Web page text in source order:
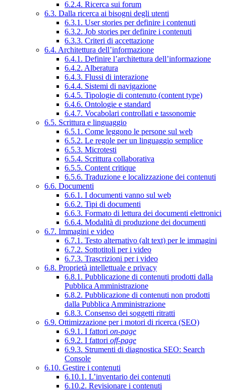
6.2.4. Ricerca sui forum
6.3. Dalla ricerca ai bisogni degli utenti
6.3.1. User stories per definire i contenuti
6.3.2. Job stories per definire i contenuti
6.3.3. Criteri di accettazione
6.4. Architettura dell’informazione
6.4.1. Definire l’architettura dell’informazione
6.4.2. Alberatura
6.4.3. Flussi di interazione
6.4.4. Sistemi di navigazione
6.4.5. Tipologie di contenuto (content type)
6.4.6. Ontologie e standard
6.4.7. Vocabolari controllati e tassonomie
6.5. Scrittura e linguaggio
6.5.1. Come leggono le persone sul web
6.5.2. Le regole per un linguaggio semplice
6.5.3. Microtesti
6.5.4. Scrittura collaborativa
6.5.5. Content critique
6.5.6. Traduzione e localizzazione dei contenuti
6.6. Documenti
6.6.1. I documenti vanno sul web
6.6.2. Tipi di documenti
6.6.3. Formato di lettura dei documenti elettronici
6.6.4. Modalità di produzione dei documenti
6.7. Immagini e video
6.7.1. Testo alternativo (alt text) per le immagini
6.7.2. Sottotitoli per i video
6.7.3. Trascrizioni per i video
6.8. Proprietà intellettuale e privacy
6.8.1. Pubblicazione di contenuti prodotti dalla
Pubblica Amministrazione
6.8.2. Pubblicazione di contenuti non prodotti
dalla Pubblica Amministrazione
6.8.3. Consenso dei soggetti ritratti
6.9. Ottimizzazione per i motori di ricerca (SEO)
6.9.1. I fattori on-page
6.9.2. I fattori off-page
6.9.3. Strumenti di diagnostica SEO: Search
Console
6.10. Gestire i contenuti
6.10.1. L’inventario dei contenuti
6.10.2. Revisionare i contenuti